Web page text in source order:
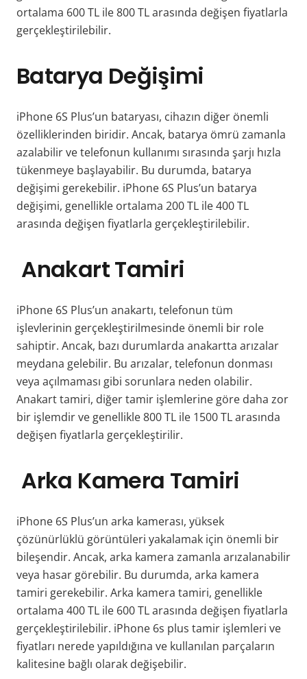
ortalama 600 TL ile 800 TL arasında değişen fiyatlarla
gerçekleştirilebilir.
Batarya Değişimi
iPhone 6S Plus’un bataryası, cihazın diğer önemli
özelliklerinden biridir. Ancak, batarya ömrü zamanla
azalabilir ve telefonun kullanımı sırasında şarjı hızla
tükenmeye başlayabilir. Bu durumda, batarya
değişimi gerekebilir. iPhone 6S Plus’un batarya
değişimi, genellikle ortalama 200 TL ile 400 TL
arasında değişen fiyatlarla gerçekleştirilebilir.
Anakart Tamiri
iPhone 6S Plus’un anakartı, telefonun tüm
işlevlerinin gerçekleştirilmesinde önemli bir role
sahiptir. Ancak, bazı durumlarda anakartta arızalar
meydana gelebilir. Bu arızalar, telefonun donması
veya açılmaması gibi sorunlara neden olabilir.
Anakart tamiri, diğer tamir işlemlerine göre daha zor
bir işlemdir ve genellikle 800 TL ile 1500 TL arasında
değişen fiyatlarla gerçekleştirilir.
Arka Kamera Tamiri
iPhone 6S Plus’un arka kamerası, yüksek
çözünürlüklü görüntüleri yakalamak için önemli bir
bileşendir. Ancak, arka kamera zamanla arızalanabilir
veya hasar görebilir. Bu durumda, arka kamera
tamiri gerekebilir. Arka kamera tamiri, genellikle
ortalama 400 TL ile 600 TL arasında değişen fiyatlarla
gerçekleştirilebilir. iPhone 6s plus tamir işlemleri ve
fiyatları nerede yapıldığına ve kullanılan parçaların
kalitesine bağlı olarak değişebilir.